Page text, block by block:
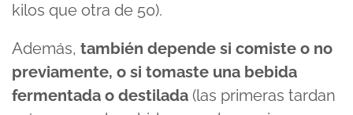
kilos que otra de 50).
Además, también depende si comiste o no
previamente, o si tomaste una bebida
fermentada o destilada (las primeras tardan